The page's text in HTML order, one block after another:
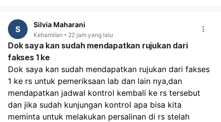
S Silvia Maharani
Kehamilan 22 jam yang lalu
Dok saya kan sudah mendapatkan rujukan dari
fakses 1 ke
Dok saya kan sudah mendapatkan rujukan dari fakses
1 ke rs untuk pemeriksaan lab dan lain nya,dan
mendapatkan jadwal kontrol kembali ke rs tersebut
dan jika sudah kunjungan kontrol apa bisa kita
meminta untuk melakukan persalinan di rs stelah